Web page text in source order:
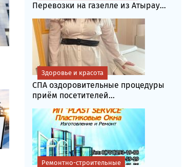
Перевозки на газелле из Атырау...
СПА оздоровительные процедуры
приём посетителей...
Здоровье и красота
Ремонтно-строительные